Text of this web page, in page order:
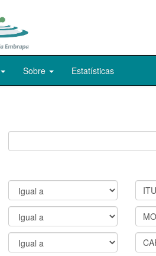
Sobre Estatísticas